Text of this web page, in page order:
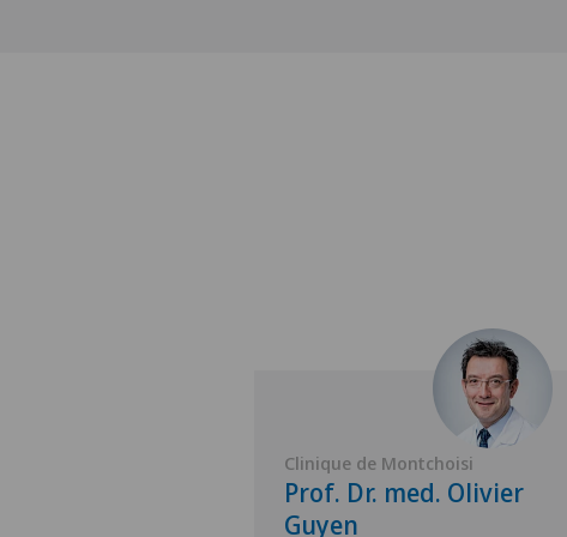
Clinique de Montchoisi
Prof. Dr. med. Olivier
Guyen